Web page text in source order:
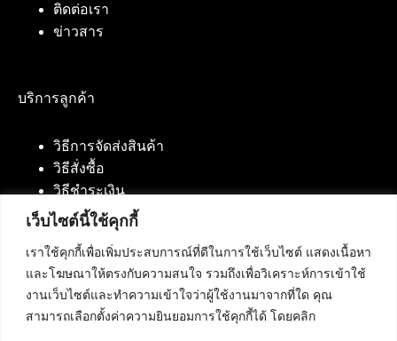
เว็บไซต์นี้ใช้คุกกี้
เราใช้คุกกี้เพื่อเพิ่มประสบการณ์ที่ดีในการใช้เว็บไซต์ แสดงเนื้อหา
และโฆษณาให้ตรงกับความสนใจ รวมถึงเพื่อวิเคราะห์การเข้าใช้
งานเว็บไซต์และทำความเข้าใจว่าผู้ใช้งานมาจากที่ใด คุณ
สามารถเลือกตั้งค่าความยินยอมการใช้คุกกี้ได้ โดยคลิก
ติดต่อเรา
ข่าวสาร
บริการลูกค้า
วิธีการจัดส่งสินค้า
วิธีสั่งซื้อ
วิธีชำระเงิน
ติดต่อเรา
บริษัท เน็ทฟิวชั่น คอมมิวนิเคชั่น จำกัด 420/94 ถนน
นัมเบอร์วัน-ราม 2 แขวงดอกไม้, เขตประเวศ